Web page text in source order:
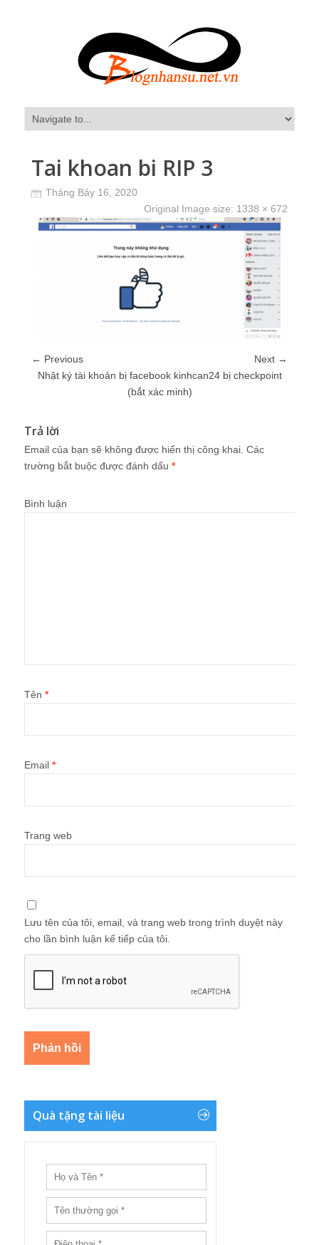
Tai khoan bi RIP 3
Tháng Bảy 16, 2020
Original Image size: 1338 × 672
← Previous
Next →
Nhật ký tài khoản bị facebook kinhcan24 bị checkpoint
(bắt xác minh)
Trả lời
Email của bạn sẽ không được hiển thị công khai. Các
trường bắt buộc được đánh dấu *
Bình luận
Tên *
Email *
Trang web
Lưu tên của tôi, email, và trang web trong trình duyệt này
cho lần bình luận kế tiếp của tôi.
Quà tặng tài liệu